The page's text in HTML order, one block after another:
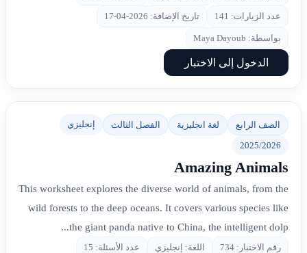
عدد الزيارات: 141 تاريخ الإضافة: 2026-04-17
بواسطة: Maya Dayoub
الدخول إلى الاختبار
الصف الرابع لغة انجليزية الفصل الثالث إنجليزي
2025/2026
Amazing Animals
This worksheet explores the diverse world of animals, from the
wild forests to the deep oceans. It covers various species like
the giant panda native to China, the intelligent dolp...
رقم الاختبار: 734 اللغة: إنجليزي عدد الأسئلة: 15